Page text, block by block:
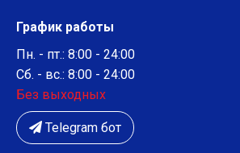
График работы
Пн. - пт.: 8:00 - 24:00
Сб. - вс.: 8:00 - 24:00
Без выходных
Telegram бот